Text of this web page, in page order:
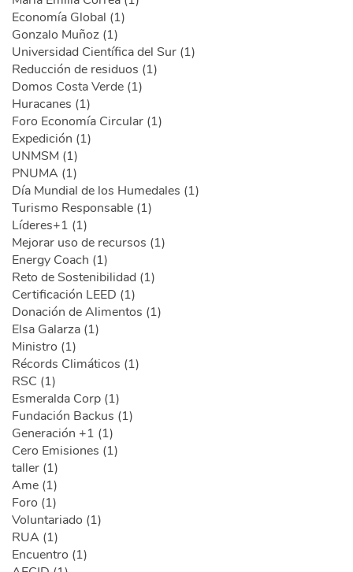
Economía Global (1)
Gonzalo Muñoz (1)
Universidad Científica del Sur (1)
Reducción de residuos (1)
Domos Costa Verde (1)
Huracanes (1)
Foro Economía Circular (1)
Expedición (1)
UNMSM (1)
PNUMA (1)
Día Mundial de los Humedales (1)
Turismo Responsable (1)
Líderes+1 (1)
Mejorar uso de recursos (1)
Energy Coach (1)
Reto de Sostenibilidad (1)
Certificación LEED (1)
Donación de Alimentos (1)
Elsa Galarza (1)
Ministro (1)
Récords Climáticos (1)
RSC (1)
Esmeralda Corp (1)
Fundación Backus (1)
Generación +1 (1)
Cero Emisiones (1)
taller (1)
Ame (1)
Foro (1)
Voluntariado (1)
RUA (1)
Encuentro (1)